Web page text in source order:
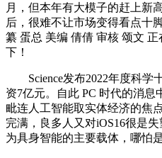
月，但本年有大模子的赶上新
后，很难不让市场变得看点十
纂 蛋总 美编 倩倩 审核 颂文
下！
Science发布2022年度科学
资7亿元。自此 PC 时代的消
毗连人工智能取实体经济的焦
完满，良多人又对iOS16很是
为具身智能的主要载体，哪怕